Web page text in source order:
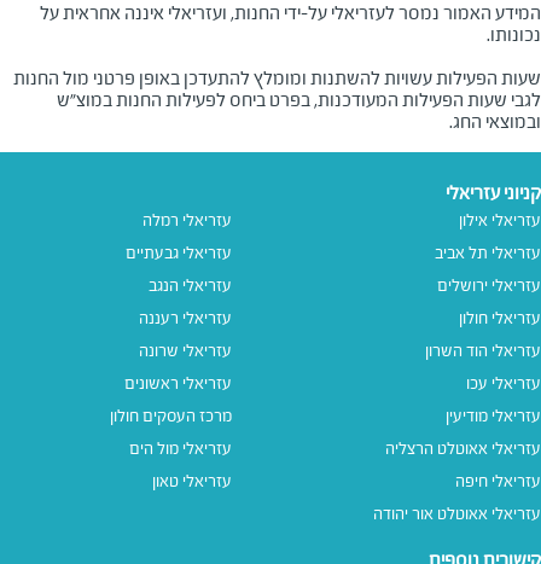
המידע האמור נמסר לעזריאלי על-ידי החנות, ועזריאלי איננה אחראית על
שעות הפעילות עשויות להשתנות ומומלץ להתעדכן באופן פרטני מול החנות
לגבי שעות הפעילות המעודכנות, בפרט ביחס לפעילות החנות במוצ"ש
ובמוצאי החג.
קניוני עזריאלי
עזריאלי אילון
עזריאלי תל אביב
עזריאלי ירושלים
עזריאלי חולון
עזריאלי הוד השרון
עזריאלי עכו
עזריאלי מודיעין
עזריאלי אאוטלט הרצליה
עזריאלי חיפה
עזריאלי אאוטלט אור יהודה
עזריאלי רמלה
עזריאלי גבעתיים
עזריאלי הנגב
עזריאלי רעננה
עזריאלי שרונה
עזריאלי ראשונים
מרכז העסקים חולון
עזריאלי מול הים
עזריאלי טאון